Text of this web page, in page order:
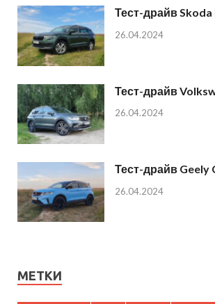
Тест-драйв
26.04.2024
Тест-драйв
26.04.2024
Тест-драйв Geely
26.04.2024
МЕТКИ